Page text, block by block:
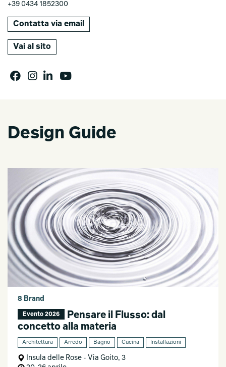
+39 0434 1852300
Contatta via email
Vai al sito
Design Guide
8 Brand
Evento 2026
Pensare il Flusso: dal
concetto alla materia
Architettura Arredo Bagno Cucina Installazioni
Insula delle Rose - Via Goito, 3